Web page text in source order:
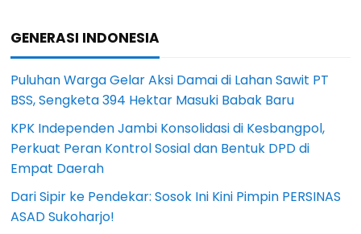
GENERASI INDONESIA
Puluhan Warga Gelar Aksi Damai di Lahan Sawit PT
BSS, Sengketa 394 Hektar Masuki Babak Baru
KPK Independen Jambi Konsolidasi di Kesbangpol,
Perkuat Peran Kontrol Sosial dan Bentuk DPD di
Empat Daerah
Dari Sipir ke Pendekar: Sosok Ini Kini Pimpin PERSINAS
ASAD Sukoharjo!